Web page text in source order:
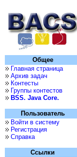
Общее
Главная страница
Архив задач
Контесты
Группы контестов
BSS. Java Core.
Пользователь
Войти в систему
Регистрация
Справка
Ссылки